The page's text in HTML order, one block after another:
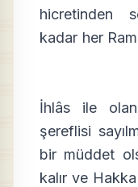
hicretinden
kadar her
İhlâs ile
şereflisi
bir müddet
kalır ve